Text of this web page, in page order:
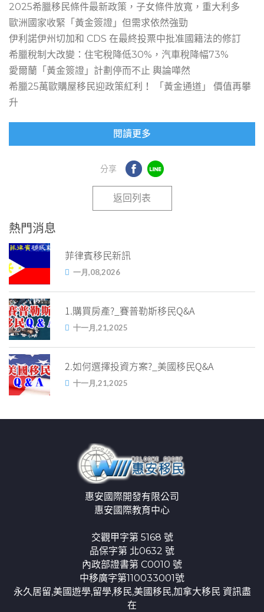
2025希臘移民條件最新政策，子女條件放寬，重大利多
歐洲國家收緊「黃金簽證」但需求依然強勁
伊利諾伊州切加和 CDS 在最終投票中批准國籍法的修訂
希臘稅制大改變：住宅稅降低30%，汽車稅降幅73%
愛爾蘭「黃金簽證」計劃停而不止 輿論嘩然
希臘25萬歐購屋移民迎政策紅利！ 「黃金通道」 價值再攀
升
閱讀更多
返回列表
熱門消息
菲律賓移民新訊
一月,08,2026
1.購買房產?_賽普勒斯移民Q&A
十一月,21,2025
2.如何選擇投資方案?_美國移民Q&A
十一月,21,2025
惠安國際開發有限公司
惠安國際教育中心
交觀甲字第 5168 號
品保字第 北0632 號
內政部證書第 C0010 號
中移廣字第110033001號
永久居留,美國遊學,留學,移民,美國移民,加拿大移民 資訊盡
在